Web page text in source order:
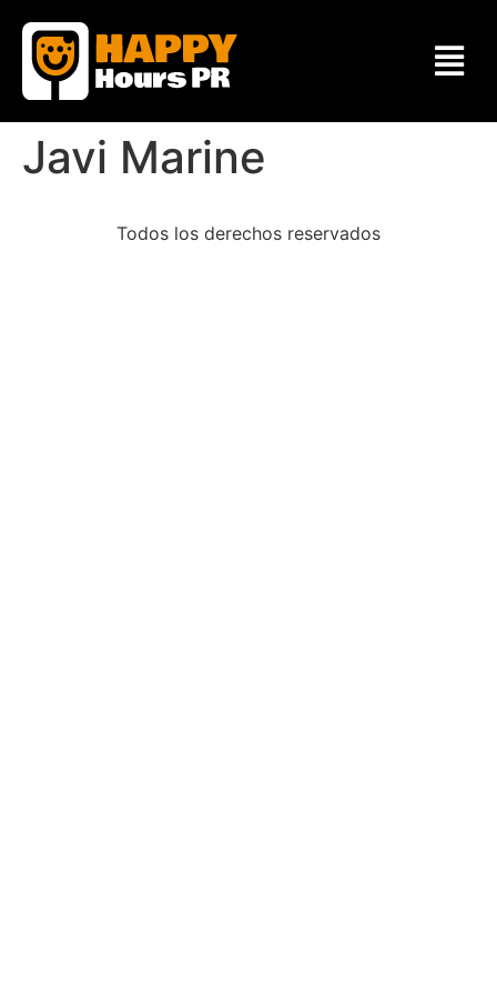
Javi Marine
Todos los derechos reservados